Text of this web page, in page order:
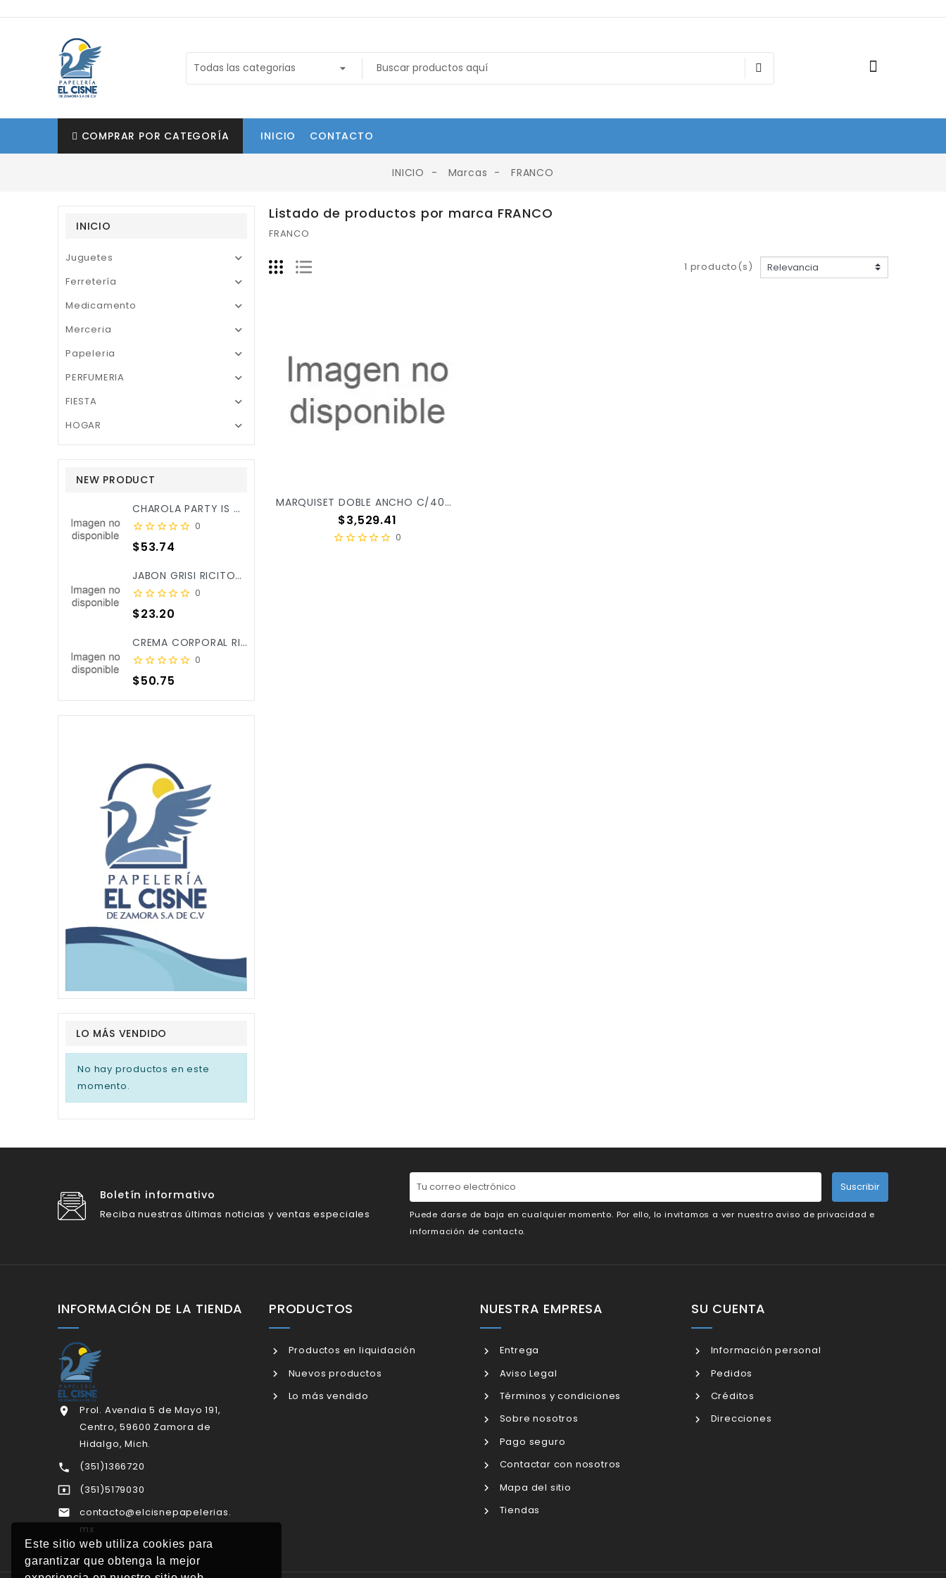
Este sitio web utiliza cookies para
garantizar que obtenga la mejor
COMPRAR POR CATEGORÍA INICIO CONTACTO
INICIO Marcas FRANCO
INICIO
Juguetes 
Ferretería 
Medicamento 
Merceria 
Papeleria 
PERFUMERIA 
FIESTA 
HOGAR 
NEW PRODUCT
CHAROLA PARTY IS ON REDONDA ROSA BEBE C/3PZ X/6
0
Precio
$53.74
JABON GRISI RICITOS DE ORO ALOE&CALENDULA 90GR X/25
0
Precio
$23.20
CREMA CORPORAL RICITOS DE ORO ALOE&CALENDULA 250ML X/12
0
Precio
$50.75
LO MÁS VENDIDO
No hay productos en este
momento.
Listado de productos por marca FRANCO
FRANCO
1 producto(s)
MARQUISET DOBLE ANCHO C/40MT X/1
Precio
$3,529.41
0
Boletín informativo
Reciba nuestras últimas noticias y ventas especiales
Suscribir
Puede darse de baja en cualquier momento. Por ello, lo invitamos a ver nuestro aviso de privacidad e
información de contacto.
INFORMACIÓN DE LA TIENDA

Prol. Avendia 5 de Mayo 191,
Centro, 59600 Zamora de
Hidalgo, Mich.
 (351)1366720
 (351)5179030

contacto@elcisnepapelerias.
mx
PRODUCTOS
Productos en liquidación
Nuevos productos
Lo más vendido
NUESTRA EMPRESA
Entrega
Aviso Legal
Términos y condiciones
Sobre nosotros
Pago seguro
Contactar con nosotros
Mapa del sitio
Tiendas
SU CUENTA
Información personal
Pedidos
Créditos
Direcciones